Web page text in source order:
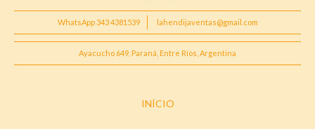
WhatsApp 343 4381539 lahendijaventas@gmail.com
Ayacucho 649, Paraná, Entre Ríos, Argentina
INÍCIO